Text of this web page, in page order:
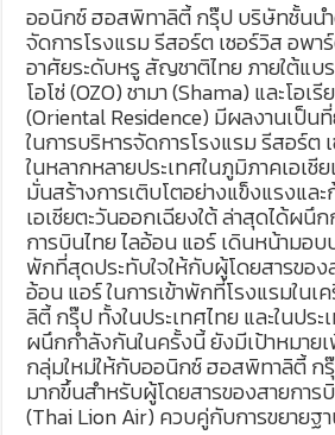
ออนิกซ์ ฮอสพิทาลิตี้ กรุ๊ป บริษัทชั้นนำ
จัดการโรงแรม รีสอร์ต เซอร์วิส อพ
อาศัยระดับหรู สัญชาติไทย ภายใต้แบ
โอโซ่ (OZO) ชามา (Shama) และโอเ
(Oriental Residence) มีผลงานเป็น
ในการบริหารจัดการโรงแรม รีสอร์ต
ในหลากหลายประเทศในภูมิภาคเอเ
มั่นสร้างการเติบโตอย่างแข็งแรงแล
เอเชียตะวันออกเฉียงใต้ ล่าสุดได้ผนึ
การบินไทย ไลอ้อน แอร์ เดินหน้ามอบ
พักที่สุดประทับใจให้กับผู้โดยสารของ
อ้อน แอร์ ในการเข้าพักที่โรงแรมใน
ลิตี้ กรุ๊ป ทั้งในประเทศไทย และในประ
ผนึกกำลังกันในครั้งนี้ ยังมีเป้าหมาย
กลุ่มใหม่ให้กับออนิกซ์ ฮอสพิทาลิตี้ ก
มากขึ้นสำหรับผู้โดยสารของสายการ
(Thai Lion Air) ควบคู่กับการขยายฐ